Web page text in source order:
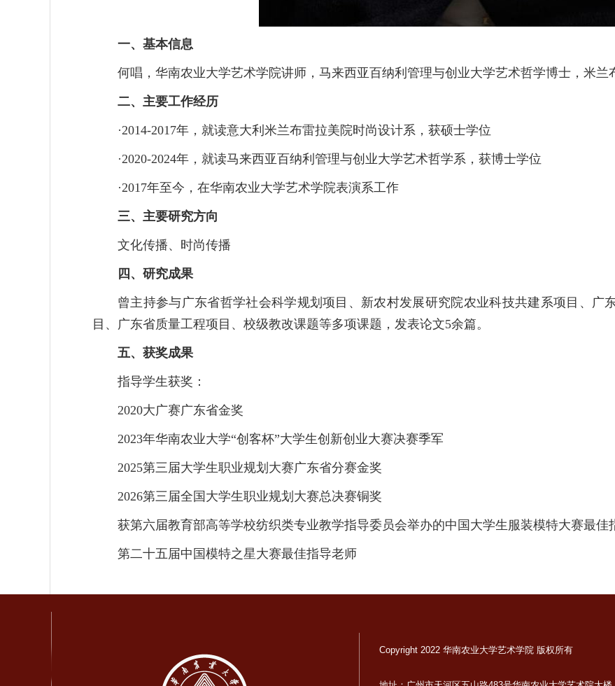
一、基本信息
何唱，华南农业大学艺术学院讲师，马来西亚百纳利管理与创业大学艺术哲学博士，米兰
二、主要工作经历
·2014-2017年，就读意大利米兰布雷拉美院时尚设计系，获硕士学位
·2020-2024年，就读马来西亚百纳利管理与创业大学艺术哲学系，获博士学位
·2017年至今，在华南农业大学艺术学院表演系工作
三、主要研究方向
文化传播、时尚传播
四、研究成果
曾主持参与广东省哲学社会科学规划项目、新农村发展研究院农业科技共建系项目、广
目、广东省质量工程项目、校级教改课题等多项课题，发表论文5余篇。
五、获奖成果
指导学生获奖：
2020大广赛广东省金奖
2023年华南农业大学“创客杯”大学生创新创业大赛决赛季军
2025第三届大学生职业规划大赛广东省分赛金奖
2026第三届全国大学生职业规划大赛总决赛铜奖
获第六届教育部高等学校纺织类专业教学指导委员会举办的中国大学生服装模特大赛最佳
第二十五届中国模特之星大赛最佳指导老师
Copyright 2022 华南农业大学艺术学院 版权所有